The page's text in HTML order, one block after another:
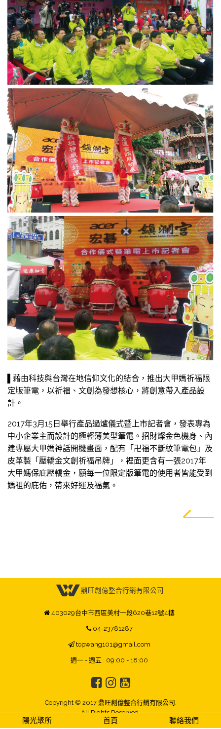
陽光聚所 首頁 聯絡我們
▌藉由科技與台灣在地信仰文化的結合，推出大甲媽祈福限
定版筆電，以祈福、文創為發想核心，將創意帶入產品設
計。
2017年3月15日舉行產品過爐儀式暨上市記者會，發表專為
中小企業主而設計的極輕薄美型筆電。招財燦金色機身、內
建專屬大甲媽神話開機畫面，配有「卍福不斷紋筆電包」及
皮革製「壓轎金文創祈福吊牌」，裡面更含有一張2017年
大甲媽保庇壓轎金，願每一位限定版筆電的使用者皆能受到
媽祖的庇佑，帶來好運及福氣。
鼎旺創億整合行銷有限公司
403029台中市西區美村一段620巷12號4樓
04-23781287
topwang101@gmail.com
週一 - 週五 : 09:00 - 18:00
Copyright © 2017 鼎旺創億整合行銷有限公司.
All Rights Reserved.